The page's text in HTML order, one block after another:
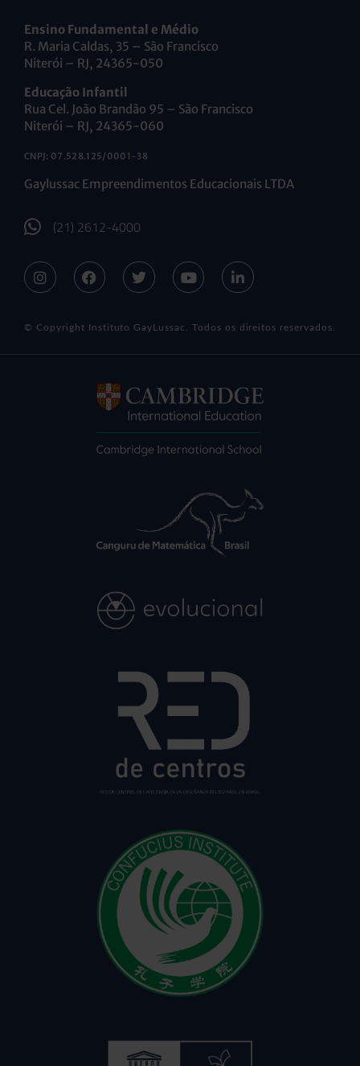
Ensino Fundamental e Médio
R. Maria Caldas, 35 – São Francisco
Niterói – RJ, 24365-050
Educação Infantil
Rua Cel. João Brandão 95 – São Francisco
Niterói – RJ, 24365-060
CNPJ: 07.528.125/0001-38
Gaylussac Empreendimentos Educacionais LTDA
(21) 2612-4000
© Copyright Instituto GayLussac. Todos os direitos reservados.